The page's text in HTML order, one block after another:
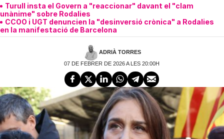
Turull insta el Govern a "reaccionar" davant el "clam
unànime" sobre Rodalies
CCOO i UGT denuncien la "desinversió crònica" a Rodalies
en la manifestació de Barcelona
ADRIÀ TORRES
07 DE FEBRER DE 2026 A LES 20:00H